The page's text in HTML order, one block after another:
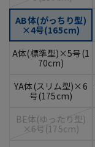
AB体(がっちり型)
×4号(165cm)
A体(標準型)×5号(1
70cm)
YA体(スリム型)×6
号(175cm)
BE体(ゆったり型)
×6号(175cm)